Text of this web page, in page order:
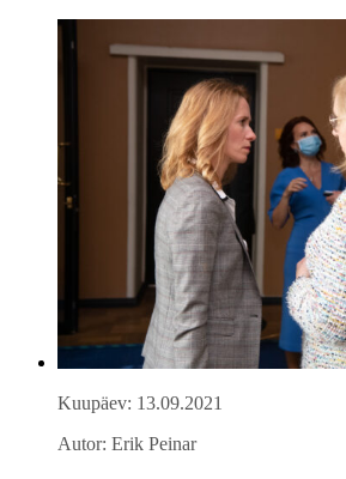
Kuupäev: 13.09.2021
Autor: Erik Peinar